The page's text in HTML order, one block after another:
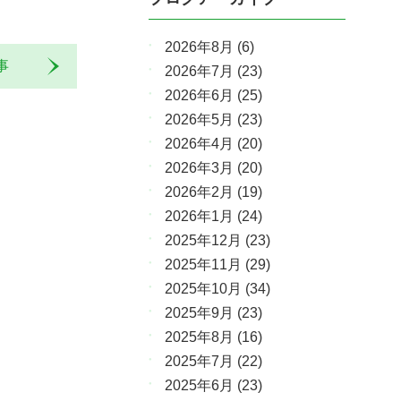
2026年8月 (6)
2026年7月 (23)
2026年6月 (25)
2026年5月 (23)
2026年4月 (20)
2026年3月 (20)
2026年2月 (19)
2026年1月 (24)
2025年12月 (23)
2025年11月 (29)
2025年10月 (34)
2025年9月 (23)
2025年8月 (16)
2025年7月 (22)
2025年6月 (23)